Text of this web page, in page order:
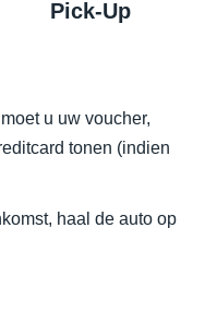
Pick-Up
u uw voucher,
tonen (indien
haal de auto op